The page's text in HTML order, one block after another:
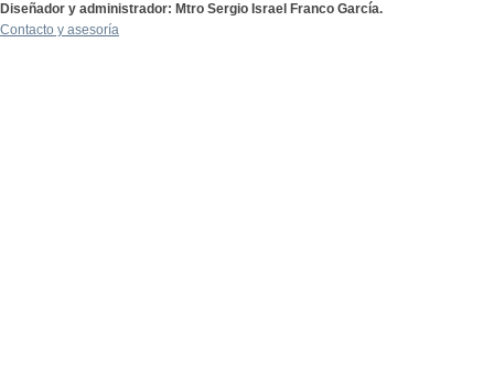
Diseñador y administrador: Mtro Sergio Israel Franco García.
Contacto y asesoría